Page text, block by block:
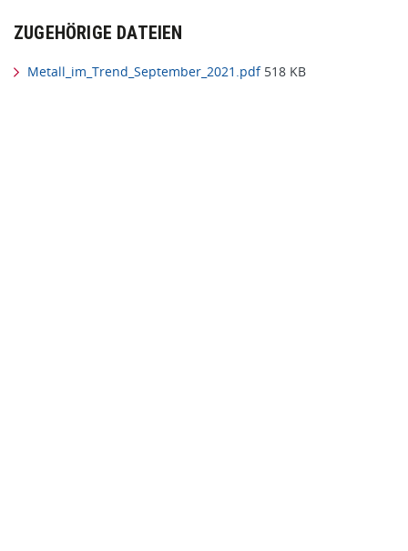
ZUGEHÖRIGE DATEIEN
Metall_im_Trend_September_2021.pdf518 KB